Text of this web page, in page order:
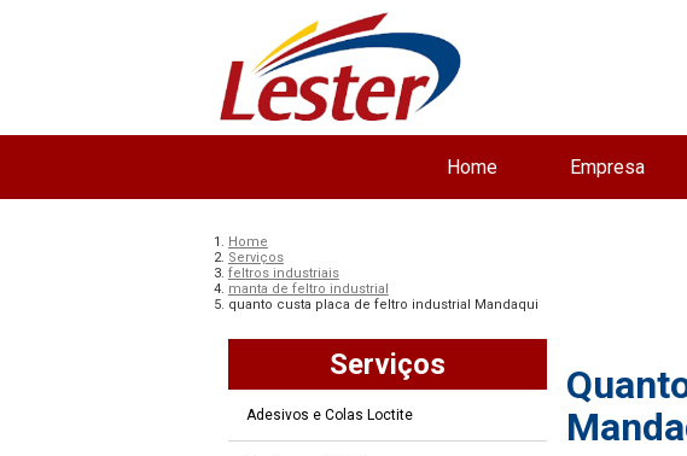
Home Empresa
Home
Serviços
feltros industriais
manta de feltro industrial
quanto custa placa de feltro industrial Mandaqui
Serviços
Adesivos e Colas Loctite